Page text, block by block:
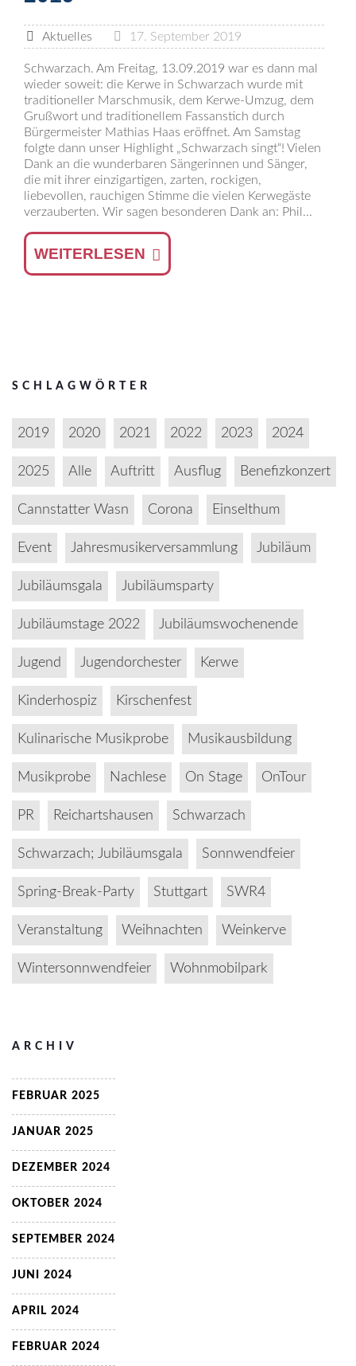
Aktuelles 17. September 2019
Schwarzach. Am Freitag, 13.09.2019 war es dann mal
wieder soweit: die Kerwe in Schwarzach wurde mit
traditioneller Marschmusik, dem Kerwe-Umzug, dem
Grußwort und traditionellem Fassanstich durch
Bürgermeister Mathias Haas eröffnet. Am Samstag
folgte dann unser Highlight „Schwarzach singt“! Vielen
Dank an die wunderbaren Sängerinnen und Sänger,
die mit ihrer einzigartigen, zarten, rockigen,
liebevollen, rauchigen Stimme die vielen Kerwegäste
verzauberten. Wir sagen besonderen Dank an: Phil...
WEITERLESEN
SCHLAGWÖRTER
2019 2020 2021 2022 2023 2024
2025 Alle Auftritt Ausflug Benefizkonzert
Cannstatter Wasn Corona Einselthum
Event Jahresmusikerversammlung Jubiläum
Jubiläumsgala Jubiläumsparty
Jubiläumstage 2022 Jubiläumswochenende
Jugend Jugendorchester Kerwe
Kinderhospiz Kirschenfest
Kulinarische Musikprobe Musikausbildung
Musikprobe Nachlese On Stage OnTour
PR Reichartshausen Schwarzach
Schwarzach; Jubiläumsgala Sonnwendfeier
Spring-Break-Party Stuttgart SWR4
Veranstaltung Weihnachten Weinkerve
Wintersonnwendfeier Wohnmobilpark
ARCHIV
FEBRUAR 2025
JANUAR 2025
DEZEMBER 2024
OKTOBER 2024
SEPTEMBER 2024
JUNI 2024
APRIL 2024
FEBRUAR 2024